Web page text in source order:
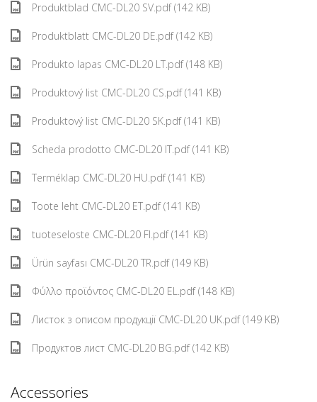
Produktblad CMC-DL20 SV.pdf (142 KB)
Produktblatt CMC-DL20 DE.pdf (142 KB)
Produkto lapas CMC-DL20 LT.pdf (148 KB)
Produktový list CMC-DL20 CS.pdf (141 KB)
Produktový list CMC-DL20 SK.pdf (141 KB)
Scheda prodotto CMC-DL20 IT.pdf (141 KB)
Terméklap CMC-DL20 HU.pdf (141 KB)
Toote leht CMC-DL20 ET.pdf (141 KB)
tuoteseloste CMC-DL20 FI.pdf (141 KB)
Ürün sayfası CMC-DL20 TR.pdf (149 KB)
Φύλλο προϊόντος CMC-DL20 EL.pdf (148 KB)
Листок з описом продукції CMC-DL20 UK.pdf (149 KB)
Продуктов лист CMC-DL20 BG.pdf (142 KB)
Accessories